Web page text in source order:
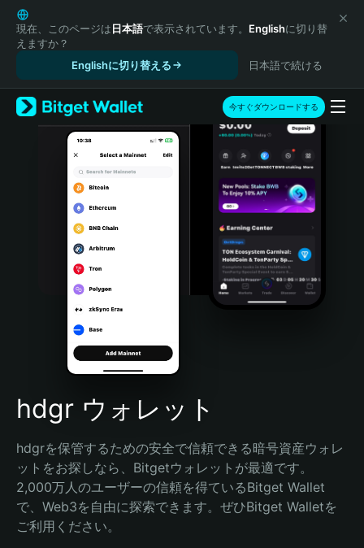
English
日本語
Tiếng Việt
Español (Latinoamérica)
Türkçe
Italiano
Português (Portugal)
Bahasa Indonesia
Português (Brasil)
Español (Argentina)
現在、このページは日本語で表示されています。 Englishに切り替
えますか？
Englishに切り替える
日本語で続ける
今すぐダウンロードする
hdgr ウォレット
hdgrを保管するための安全で信頼できる暗号資産ウォレ
ットをお探しなら、Bitgetウォレットが最適です。
2,000万人のユーザーの信頼を得ているBitget Wallet
で、Web3を自由に探索できます。ぜひBitget Walletを
ご利用ください。